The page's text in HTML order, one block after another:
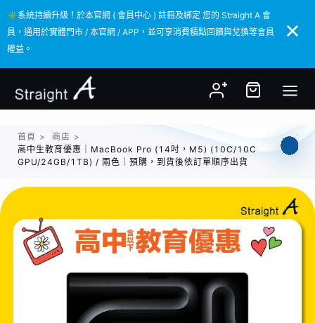
✳️系統持續升級！於本官網 ( 會員中心 ) 註冊及綁定 您的 Straight A 會
員，通用於實體門市 / 本官網 / APP，並可享消費積點回饋與兌換等會員
權益。
✳️系統持續升級！於本官網 ( 會員中心 ) 註冊及綁定 您的 Straight A 會
員，通用於實體門市 / 本官網 / APP，並可享消費積點回饋與兌換等會員
權益。
首頁 > 商店 >
高中生教育優惠｜MacBook Pro (14吋，M5) (10C/10C
GPU/24GB/1TB) / 兩色｜預購，到貨後依訂單順序出貨